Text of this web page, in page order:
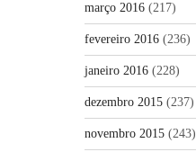
março 2016 (217)
fevereiro 2016 (236)
janeiro 2016 (228)
dezembro 2015 (237)
novembro 2015 (243)